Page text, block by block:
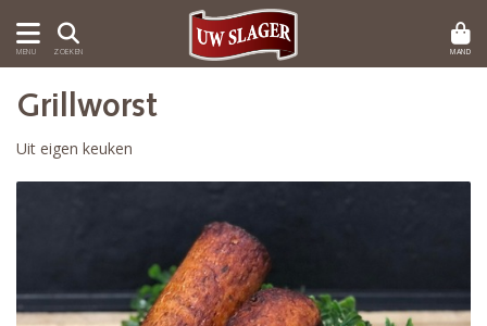
MENU ZOEKEN MAND
Grillworst
Uit eigen keuken